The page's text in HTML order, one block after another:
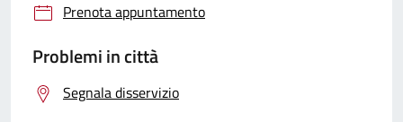
Prenota appuntamento
Problemi in città
Segnala disservizio